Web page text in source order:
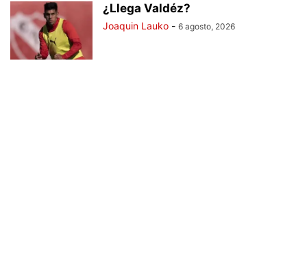
¿Llega Valdéz?
Joaquin Lauko - 6 agosto, 2026